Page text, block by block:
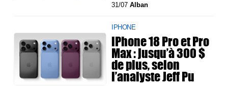
31/07Alban
IPHONE
iPhone 18 Pro et Pro
Max : jusqu’à 300 $
de plus, selon
l’analyste Jeff Pu